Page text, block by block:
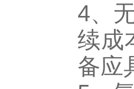
4、
续成
备应